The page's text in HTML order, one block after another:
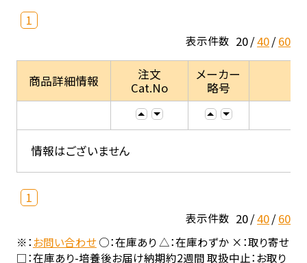
1
表示件数 20 40 60
商品詳細情報
注文
Cat.No
メーカー
略号
情報はございません
1
表示件数 20 40 60
※：お問い合わせ○：在庫あり △：在庫わずか ×：取り寄せ
□：在庫あり-培養後お届け納期約2週間 取扱中止：お取り